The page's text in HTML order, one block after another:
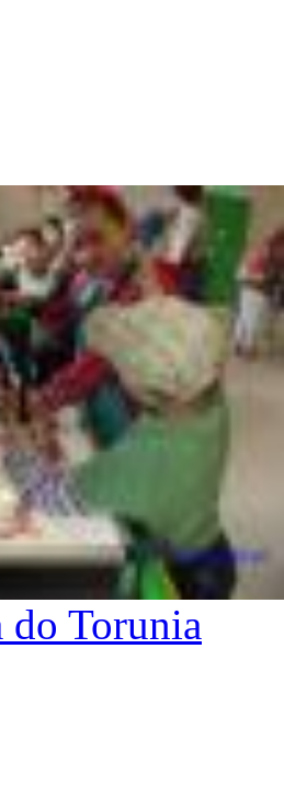
do Torunia